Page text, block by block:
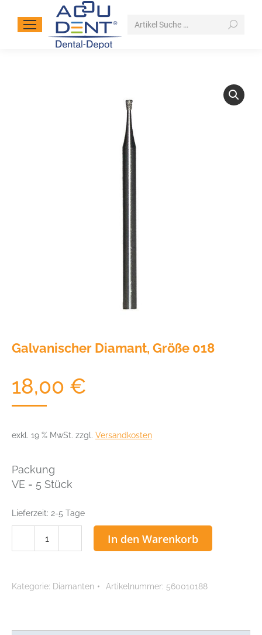
Search:
Galvanischer Diamant, Größe 018
18,00 €
exkl. 19 % MwSt. zzgl. Versandkosten
Packung
VE = 5 Stück
Lieferzeit: 2-5 Tage
Menge
In den Warenkorb
Kategorie: Diamanten Artikelnummer: 560010188